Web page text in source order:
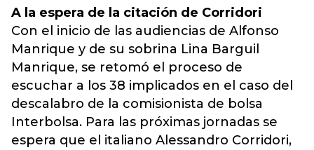
A la espera de la citación de Corridori
Con el inicio de las audiencias de Alfonso
Manrique y de su sobrina Lina Barguil
Manrique, se retomó el proceso de
escuchar a los 38 implicados en el caso del
descalabro de la comisionista de bolsa
Interbolsa. Para las próximas jornadas se
espera que el italiano Alessandro Corridori,